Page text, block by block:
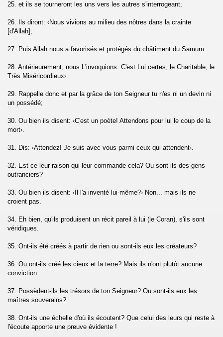
25. et ils se tourneront les uns vers les autres s'interrogeant;
26. Ils diront: ‹Nous vivions au milieu des nôtres dans la crainte
[d'Allah];
27. Puis Allah nous a favorisés et protégés du châtiment du Samum.
28. Antérieurement, nous L'invoquions. C'est Lui certes, le Charitable, le
Très Miséricordieux›.
29. Rappelle donc et par la grâce de ton Seigneur tu n'es ni un devin ni
un possédé;
30. Ou bien ils disent: ‹C'est un poète! Attendons pour lui le coup de la
mort›.
31. Dis: ‹Attendez! Je suis avec vous parmi ceux qui attendent›.
32. Est-ce leur raison qui leur commande cela? Ou sont-ils des gens
outranciers?
33. Ou bien ils disent: ‹Il l'a inventé lui-même?› Non... mais ils ne
croient pas.
34. Eh bien, qu'ils produisent un récit pareil à lui (le Coran), s'ils sont
véridiques.
35. Ont-ils été créés à partir de rien ou sont-ils eux les créateurs?
36. Ou ont-ils créé les cieux et la terre? Mais ils n'ont plutôt aucune
conviction.
37. Possèdent-ils les trésors de ton Seigneur? Ou sont-ils eux les
maîtres souverains?
38. Ont-ils une échelle d'où ils écoutent? Que celui des leurs qui reste à
l'écoute apporte une preuve évidente !
Furqane)